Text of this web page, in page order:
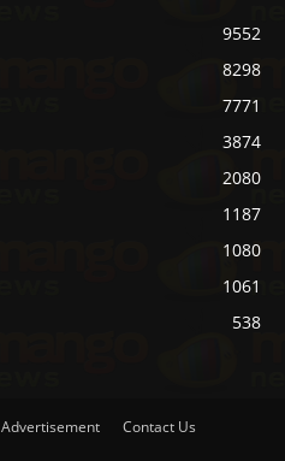
9552
8298
7771
3874
2080
1187
1080
1061
538
Advertisement Contact Us